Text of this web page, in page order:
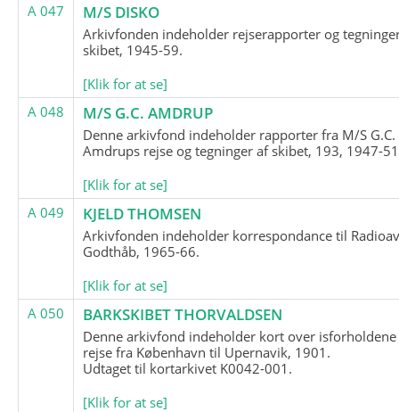
A 047
M/S DISKO
Arkivfonden indeholder rejserapporter og
skibet, 1945-59.
[Klik for at se]
A 048
M/S G.C. AMDRUP
Denne arkivfond indeholder rapporter fra M/S G.C.
Amdrups rejse og tegninger af skibet, 193, 1947-
[Klik for at se]
A 049
KJELD THOMSEN
Arkivfonden indeholder korrespondance til
Godthåb, 1965-66.
[Klik for at se]
A 050
BARKSKIBET THORVALDSEN
Denne arkivfond indeholder kort over
rejse fra København til Upernavik, 1901.
Udtaget til kortarkivet K0042-001.
[Klik for at se]